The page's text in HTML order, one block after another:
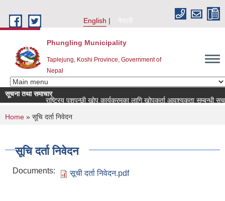
English
नेपाली
Phungling Municipality
Taplejung, Koshi Province, Government of
Nepal
सूचना तथा समाचार
राष्ट्रिय पशुपन्छी खोप कार्यक्रमका लागि खोपकर्ता आवश्यकता सम्बन्धी सूचना!
You are here
Home » सूचि दर्ता निवेदन
सूचि दर्ता निवेदन
Documents: सूची दर्ता निवेदन.pdf